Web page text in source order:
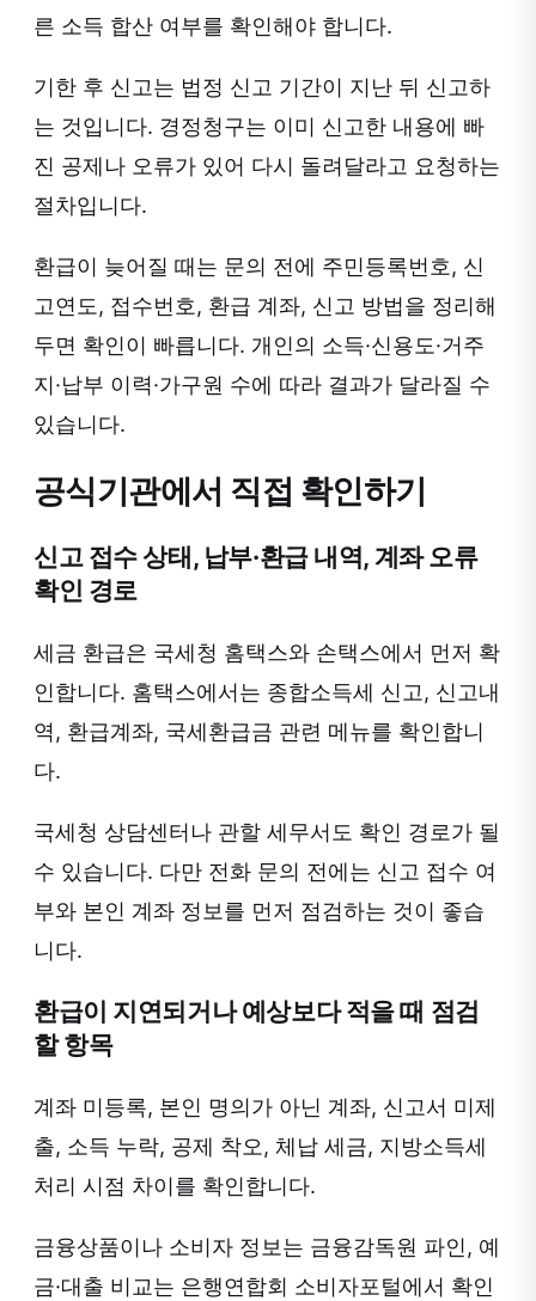
른 소득 합산 여부를 확인해야 합니다.
기한 후 신고는 법정 신고 기간이 지난 뒤 신고하
는 것입니다. 경정청구는 이미 신고한 내용에 빠
진 공제나 오류가 있어 다시 돌려달라고 요청하는
절차입니다.
환급이 늦어질 때는 문의 전에 주민등록번호, 신
고연도, 접수번호, 환급 계좌, 신고 방법을 정리해
두면 확인이 빠릅니다. 개인의 소득·신용도·거주
지·납부 이력·가구원 수에 따라 결과가 달라질 수
있습니다.
공식기관에서 직접 확인하기
신고 접수 상태, 납부·환급 내역, 계좌 오류
확인 경로
세금 환급은 국세청 홈택스와 손택스에서 먼저 확
인합니다. 홈택스에서는 종합소득세 신고, 신고내
역, 환급계좌, 국세환급금 관련 메뉴를 확인합니
다.
국세청 상담센터나 관할 세무서도 확인 경로가 될
수 있습니다. 다만 전화 문의 전에는 신고 접수 여
부와 본인 계좌 정보를 먼저 점검하는 것이 좋습
니다.
환급이 지연되거나 예상보다 적을 때 점검
할 항목
계좌 미등록, 본인 명의가 아닌 계좌, 신고서 미제
출, 소득 누락, 공제 착오, 체납 세금, 지방소득세
처리 시점 차이를 확인합니다.
금융상품이나 소비자 정보는 금융감독원 파인, 예
금·대출 비교는 은행연합회 소비자포털에서 확인